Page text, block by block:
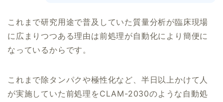
これまで研究用途で普及していた質量分析が臨床現場
に広まりつつある理由は前処理が自動化により簡便に
なっているからです。
これまで除タンパクや極性化など、半日以上かけて人
が実施していた前処理をCLAM-2030のような自動処